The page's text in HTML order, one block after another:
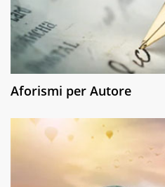
Aforismi per Autore